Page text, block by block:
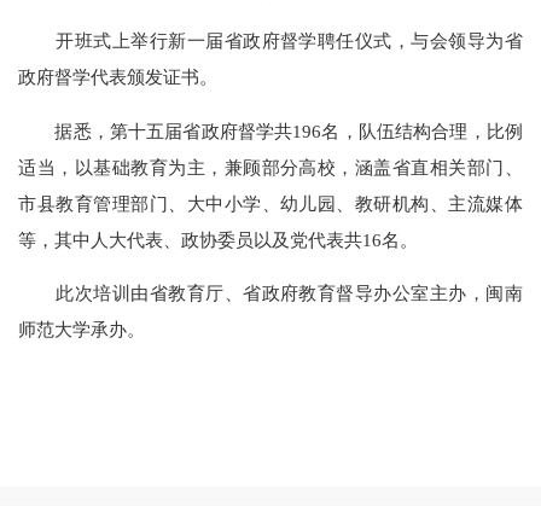
开班式上举行新一届省政府督学聘任仪式，与会领导为省
政府督学代表颁发证书。
据悉，第十五届省政府督学共196名，队伍结构合理，比例
适当，以基础教育为主，兼顾部分高校，涵盖省直相关部门、
市县教育管理部门、大中小学、幼儿园、教研机构、主流媒体
等，其中人大代表、政协委员以及党代表共16名。
此次培训由省教育厅、省政府教育督导办公室主办，闽南
师范大学承办。